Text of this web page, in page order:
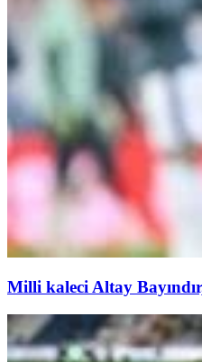
Milli kaleci Altay